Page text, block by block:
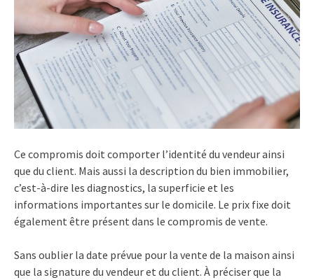
Ce compromis doit comporter l’identité du vendeur ainsi
que du client. Mais aussi la description du bien immobilier,
c’est-à-dire les diagnostics, la superficie et les
informations importantes sur le domicile. Le prix fixe doit
également être présent dans le compromis de vente.
Sans oublier la date prévue pour la vente de la maison ainsi
que la signature du vendeur et du client. À préciser que la